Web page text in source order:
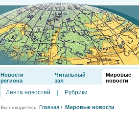
Новости
региона
Читальный
зал
Мировые
новости
Лента новостей Рубрики
Вы находитесь: Главная \ Мировые новости